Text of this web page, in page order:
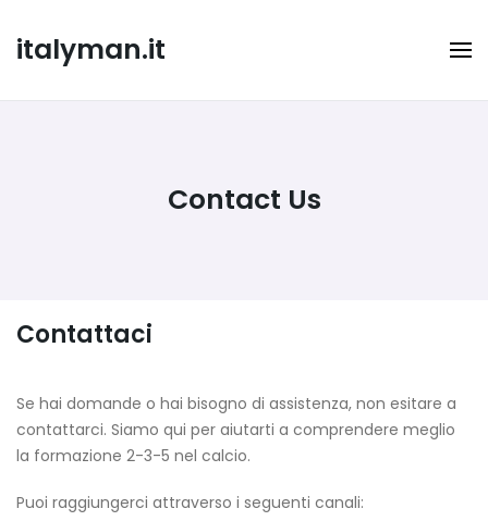
content
italyman.it
Contact Us
Contattaci
Se hai domande o hai bisogno di assistenza, non esitare a
contattarci. Siamo qui per aiutarti a comprendere meglio
la formazione 2-3-5 nel calcio.
Puoi raggiungerci attraverso i seguenti canali: